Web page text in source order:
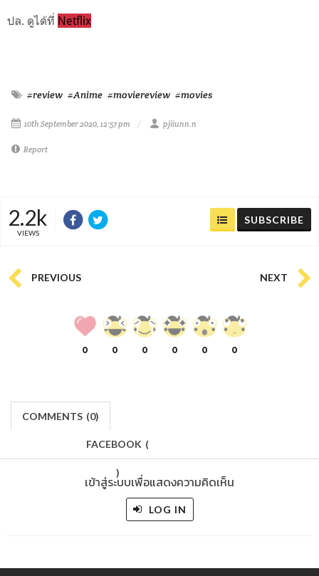
ปล. ดูได้ที่ Netflix
#review #Anime #moviereview #movies
10th September 2020, 12:57 pm pjiiunn.n
Report
2.2k
VIEWS
SUBSCRIBE
PREVIOUS NEXT
0 0 0 0 0 0
COMMENTS (0)
FACEBOOK (
)
เข้าสู่ระบบเพื่อแสดงความคิดเห็น
LOG IN